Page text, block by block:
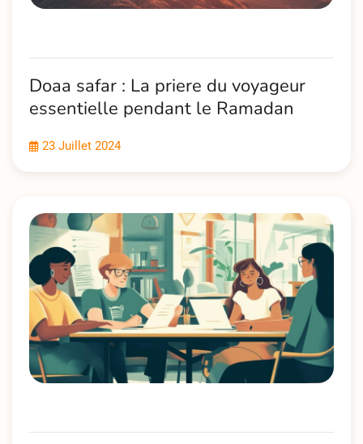
Doaa safar : La priere du voyageur
essentielle pendant le Ramadan
23 Juillet 2024